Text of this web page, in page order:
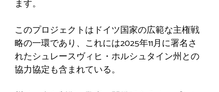
ます。
このプロジェクトはドイツ国家の広範な主権戦
略の一環であり、これには2025年11月に署名さ
れたシュレースヴィヒ・ホルシュタイン州との
協力協定も含まれている。